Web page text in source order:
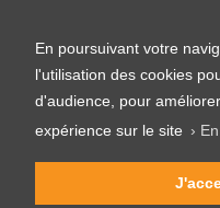
En poursuivant votre
l'utilisation des cookies
d'audience, pour
expérience sur le site ›